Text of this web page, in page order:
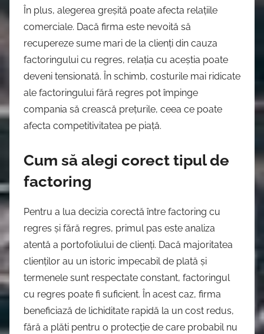
În plus, alegerea greșită poate afecta relațiile
comerciale. Dacă firma este nevoită să
recupereze sume mari de la clienți din cauza
factoringului cu regres, relația cu aceștia poate
deveni tensionată. În schimb, costurile mai ridicate
ale factoringului fără regres pot împinge
compania să crească prețurile, ceea ce poate
afecta competitivitatea pe piață.
Cum să alegi corect tipul de
factoring
Pentru a lua decizia corectă între factoring cu
regres și fără regres, primul pas este analiza
atentă a portofoliului de clienți. Dacă majoritatea
clienților au un istoric impecabil de plată și
termenele sunt respectate constant, factoringul
cu regres poate fi suficient. În acest caz, firma
beneficiază de lichiditate rapidă la un cost redus,
fără a plăti pentru o protecție de care probabil nu